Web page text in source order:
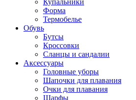
Купальники
Форма
Термобелье
Обувь
Бутсы
Кроссовки
Сланцы и сандалии
Аксессуары
Головные уборы
Шапочки для плавания
Очки для плавания
Шарфы